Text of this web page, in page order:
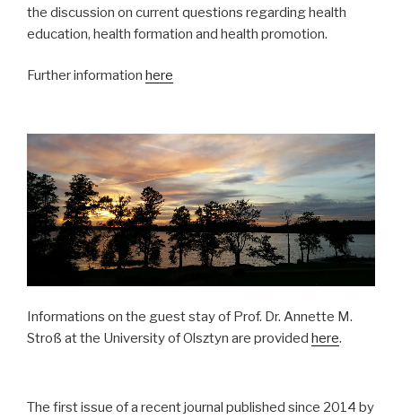
the discussion on current questions regarding health
education, health formation and health promotion.
Further information here
Informations on the guest stay of Prof. Dr. Annette M.
Stroß at the University of Olsztyn are provided here.
The first issue of a recent journal published since 2014 by